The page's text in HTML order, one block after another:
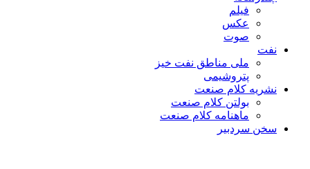
فیلم
عکس
صوت
نفت
ملی مناطق نفت خیز
پتروشیمی
نشریه کلام صنعت
بولتن کلام صنعت
ماهنامه کلام صنعت
سخن سردبیر